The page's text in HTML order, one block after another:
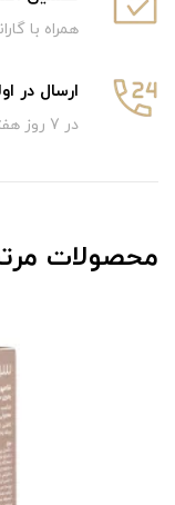
همراه با
ارسال در
در 7 روز هفته
محصولات